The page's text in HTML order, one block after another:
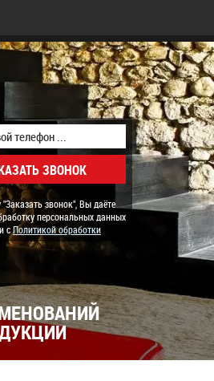
звонок", Вы даёте
персональных данных
сПолитикой обработки